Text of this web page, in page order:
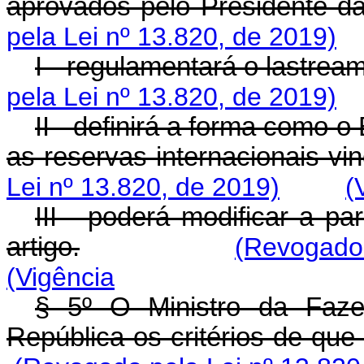
aprovados pelo Presidente
pela Lei nº 13.820, de 2019)
I - regulamentará o
pela Lei nº 13.820, de 2019)
II - definirá a forma como
as reservas internacionais
Lei nº 13.820, de 2019)
III - poderá modificar a
artigo.
(Vigência
§ 5º O Ministro da
República os critérios de